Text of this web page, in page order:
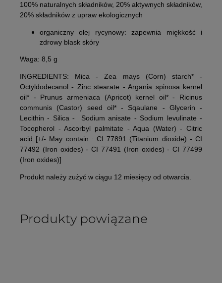
100% naturalnych składników, 20% aktywnych składników,
20% składników z upraw ekologicznych
organiczny olej rycynowy: zapewnia miękkość i
zdrowy blask skóry
Waga: 8,5 g
INGREDIENTS: Mica - Zea mays (Corn) starch* -
Octyldodecanol - Zinc stearate - Argania spinosa kernel
oil* - Prunus armeniaca (Apricot) kernel oil* - Ricinus
communis (Castor) seed oil* - Sqaulane - Glycerin -
Lecithin - Silica - Sodium anisate - Sodium levulinate -
Tocopherol - Ascorbyl palmitate - Aqua (Water) - Citric
acid [+/- May contain : CI 77891 (Titanium dioxide) - CI
77492 (Iron oxides) - CI 77491 (Iron oxides) - CI 77499
(Iron oxides)]
Produkt należy zużyć w ciągu 12 miesięcy od otwarcia.
Produkty powiązane